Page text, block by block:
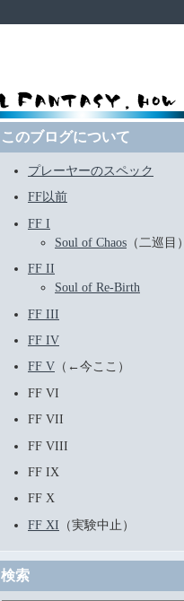
このブログについて
プレーヤーのスペック
FF以前
FF I
Soul of Chaos （二巡目）
FF II
Soul of Re-Birth
FF III
FF IV
FF V （←今ここ）
FF VI
FF VII
FF VIII
FF IX
FF X
FF XI （実験中止）
検索